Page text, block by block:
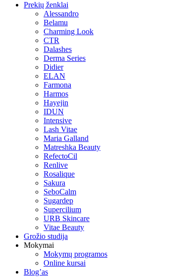
Prekių ženklai
Alessandro
Belamu
Charming Look
CTR
Dalashes
Derma Series
Didier
ELAN
Farmona
Harmos
Hayejin
IDUN
Intensive
Lash Vitae
Maria Galland
Matreshka Beauty
RefectoCil
Renlive
Rosalique
Sakura
SeboCalm
Sugardep
Supercilium
URB Skincare
Vitae Beauty
Grožio studija
Mokymai
Mokymų programos
Online kursai
Blog’as